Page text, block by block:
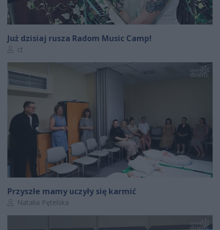
Już dzisiaj rusza Radom Music Camp!
Autor artykułu:
ct
Przyszłe mamy uczyły się karmić
Autor artykułu:
Natalia Pętelska